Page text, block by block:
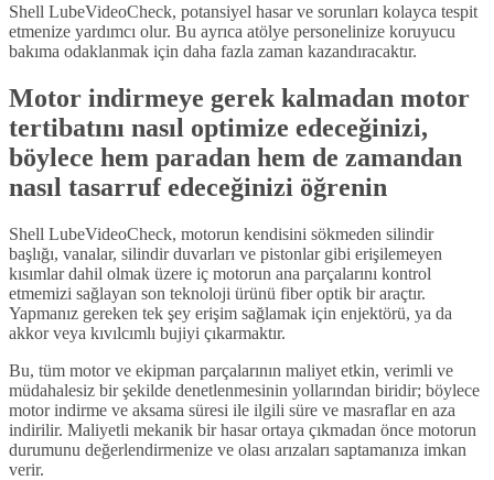
Shell LubeVideoCheck, potansiyel hasar ve sorunları kolayca tespit
etmenize yardımcı olur. Bu ayrıca atölye personelinize koruyucu
bakıma odaklanmak için daha fazla zaman kazandıracaktır.
Motor indirmeye gerek kalmadan motor
tertibatını nasıl optimize edeceğinizi,
böylece hem paradan hem de zamandan
nasıl tasarruf edeceğinizi öğrenin
Shell LubeVideoCheck, motorun kendisini sökmeden silindir
başlığı, vanalar, silindir duvarları ve pistonlar gibi erişilemeyen
kısımlar dahil olmak üzere iç motorun ana parçalarını kontrol
etmemizi sağlayan son teknoloji ürünü fiber optik bir araçtır.
Yapmanız gereken tek şey erişim sağlamak için enjektörü, ya da
akkor veya kıvılcımlı bujiyi çıkarmaktır.
Bu, tüm motor ve ekipman parçalarının maliyet etkin, verimli ve
müdahalesiz bir şekilde denetlenmesinin yollarından biridir; böylece
motor indirme ve aksama süresi ile ilgili süre ve masraflar en aza
indirilir. Maliyetli mekanik bir hasar ortaya çıkmadan önce motorun
durumunu değerlendirmenize ve olası arızaları saptamanıza imkan
verir.